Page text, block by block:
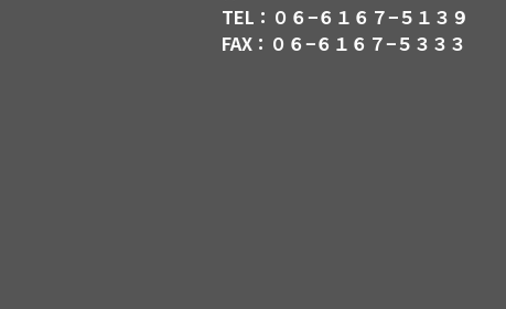
TEL：０６−６１６７−５１３９
FAX：０６−６１６７−５３３３